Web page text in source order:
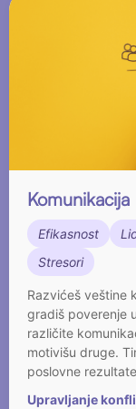
Komunikacija
Efikasnost
Stresori
Razvićeš veštine
gradiš poverenje
različite
motivišu druge.
poslovne
Upravljanje